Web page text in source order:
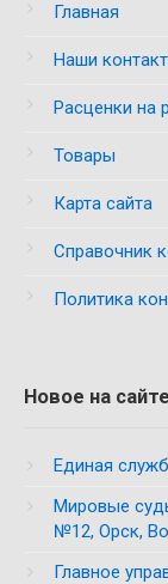
Главная
Наши
Расценки на
Товары
Карта сайта
Справочник
Политика
Новое на сайте
Единая
Мировые
№12, Орск,
Главное